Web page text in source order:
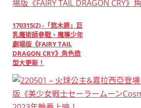
170315(2) -「悠木碧」巨
乳魔術師參戰、魔導少年
劇場版《FAIRY TAIL
DRAGON CRY》角色造
型大更新！